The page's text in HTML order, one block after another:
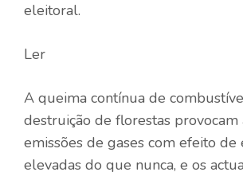
eleitoral.
Ler
A queima contínua de
destruição de florestas provocam
emissões de gases com efeito de
elevadas do que nunca, e os